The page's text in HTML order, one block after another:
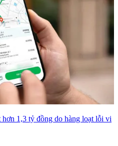
1,3 tỷ đồng do hàng loạt lỗi vi